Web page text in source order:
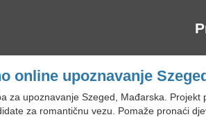
online upoznavanje
za upoznavanje Szeged, Mađarska. Projekt
za romantičnu vezu. Pomaže pronaći